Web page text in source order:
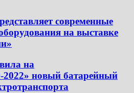
современные
на выставке
на
новый батарейный